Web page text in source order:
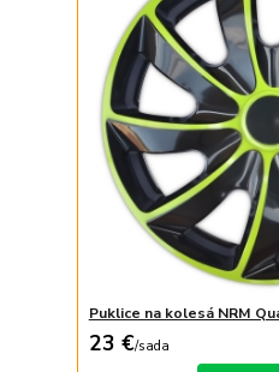
Puklice na kolesá NRM
23 €/sada